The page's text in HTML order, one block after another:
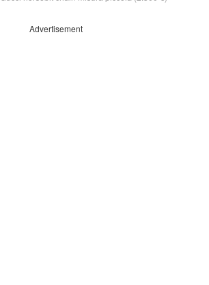
Advertisement